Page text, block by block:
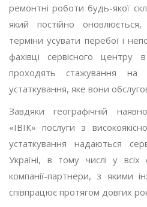
ремонтні роботи будь-якої
який постійно
терміни усувати перебої і
фахівці сервісного центру
проходять стажування на
устаткування, яке вони
Завдяки географічній
«ІВІК» послуги з
устаткування надаються
Україні, в тому числі у
компанії-партнери, з якими
співпрацює протягом довгих